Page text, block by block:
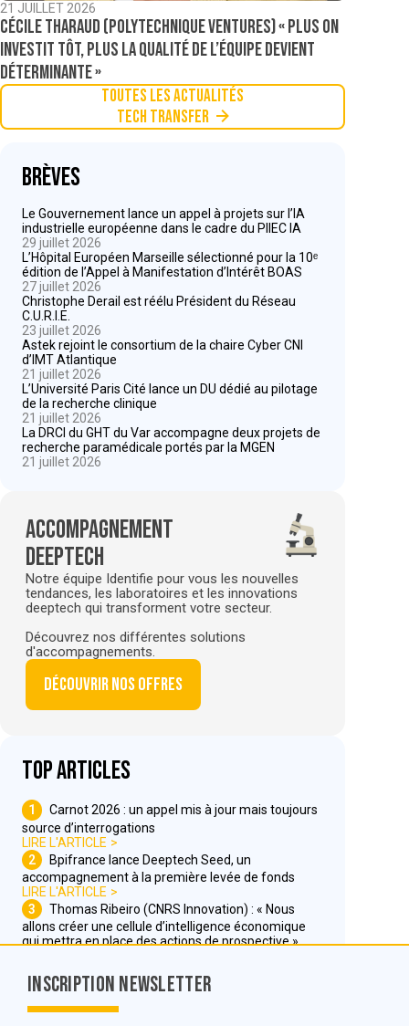
21 JUILLET 2026
Cécile Tharaud (Polytechnique Ventures) « Plus on
investit tôt, plus la qualité de l’équipe devient
déterminante »
Toutes les actualités
Tech Transfer
Brèves
Le Gouvernement lance un appel à projets sur l’IA
industrielle européenne dans le cadre du PIIEC IA
29 juillet 2026
L’Hôpital Européen Marseille sélectionné pour la 10ᵉ
édition de l’Appel à Manifestation d’Intérêt BOAS
27 juillet 2026
Christophe Derail est réélu Président du Réseau
C.U.R.I.E.
23 juillet 2026
Astek rejoint le consortium de la chaire Cyber CNI
d’IMT Atlantique
21 juillet 2026
L’Université Paris Cité lance un DU dédié au pilotage
de la recherche clinique
21 juillet 2026
La DRCI du GHT du Var accompagne deux projets de
recherche paramédicale portés par la MGEN
21 juillet 2026
Accompagnement
deeptech
Notre équipe Identifie pour vous les nouvelles
tendances, les laboratoires et les innovations
deeptech qui transforment votre secteur.
Découvrez nos différentes solutions
d'accompagnements.
Découvrir nos offres
Top articles
1
Carnot 2026 : un appel mis à jour mais toujours
source d’interrogations
LIRE L'ARTICLE
2
Bpifrance lance Deeptech Seed, un
accompagnement à la première levée de fonds
LIRE L'ARTICLE
3
Thomas Ribeiro (CNRS Innovation) : « Nous
allons créer une cellule d’intelligence économique
qui mettra en place des actions de prospective »
Inscription Newsletter